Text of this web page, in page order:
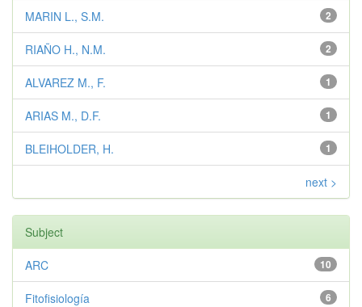
2
MARIN L., S.M.
2
RIAÑO H., N.M.
1
ALVAREZ M., F.
1
ARIAS M., D.F.
1
BLEIHOLDER, H.
next >
Subject
10
ARC
6
Fitofisiología